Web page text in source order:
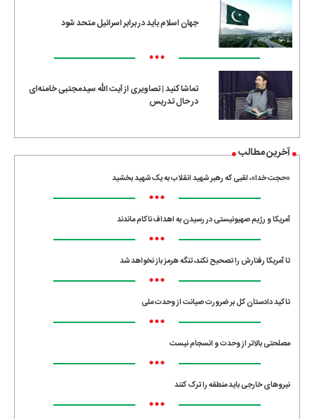
جهان اسلام باید در برابر اسرائیل متحد شود
•••
تماشا کنید | تصاویری از آیت الله سیدمجتبی خامنه‌ای
در حال تدریس
آخرین مطالب
«حجت خدا»، لقبی که رهبر شهید انقلاب به یک شهید بخشید
•••
آمریکا و رژیم صهیونیستی در رسیدن به اهداف ناکام ماندند
•••
تا آمریکا رفتارش را تصحیح نکند، تنگه هرمز باز نخواهد شد
•••
تاکید دادستان کل بر ضرورت صیانت از وحدت ملی
•••
مصلحتی بالاتر از وحدت و انسجام نیست
•••
نیروهای خارجی باید منطقه را ترک کنند
•••